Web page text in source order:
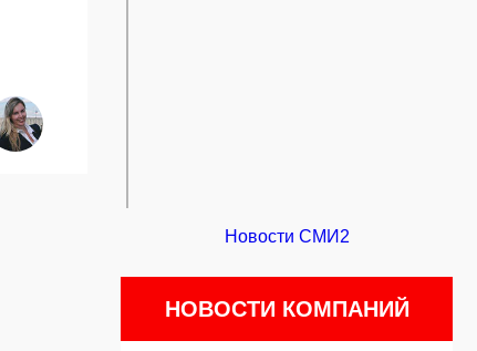
Новости СМИ2
НОВОСТИ КОМПАНИЙ